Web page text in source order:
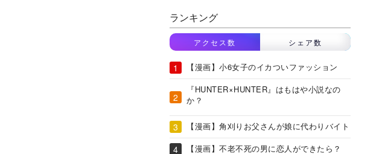
ランキング
アクセス数 シェア数
【漫画】小6女子のイカついファッション
『HUNTER×HUNTER』はもはや小説なの
か？
【漫画】角刈りお父さんが娘に代わりバイト
【漫画】不老不死の男に恋人ができたら？